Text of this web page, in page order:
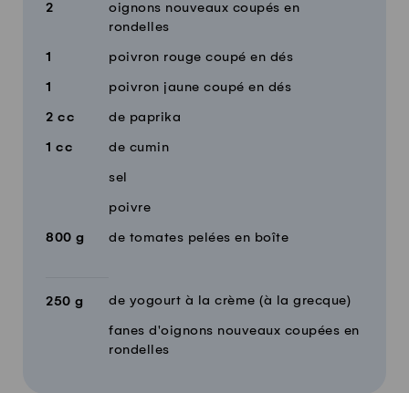
2
oignons nouveaux coupés en
rondelles
1 poivron rouge coupé en dés
1 poivron jaune coupé en dés
2 cc de paprika
1 cc de cumin
sel
poivre
800 g de tomates pelées en boîte
250 g de yogourt à la crème (à la grecque)
fanes d'oignons nouveaux coupées en
rondelles